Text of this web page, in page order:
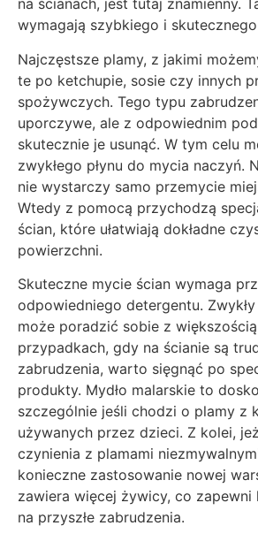
na ścianach, jest tutaj znamienny.
wymagają szybkiego i skutecznego
Najczęstsze plamy, z jakimi
te po ketchupie, sosie czy innych
spożywczych. Tego typu
uporczywe, ale z odpowiednim
skutecznie je usunąć. W tym celu
zwykłego płynu do mycia naczyń.
nie wystarczy samo przemycie
Wtedy z pomocą przychodzą
ścian, które ułatwiają dokładne
powierzchni.
Skuteczne mycie ścian wymaga
odpowiedniego detergentu.
może poradzić sobie z
przypadkach, gdy na ścianie są
zabrudzenia, warto sięgnąć po
produkty. Mydło malarskie to
szczególnie jeśli chodzi o plamy z
używanych przez dzieci. Z kolei,
czynienia z plamami
konieczne zastosowanie nowej
zawiera więcej żywicy, co zapewni
na przyszłe zabrudzenia.